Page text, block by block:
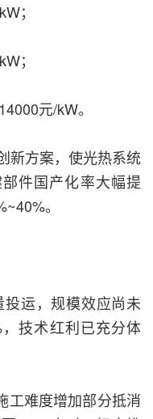
；
；
元/kW。
新方案，使光热系统
件国产化率大幅提
。
运，规模效应尚未
技术红利已充分体
工难度增加部分抵消